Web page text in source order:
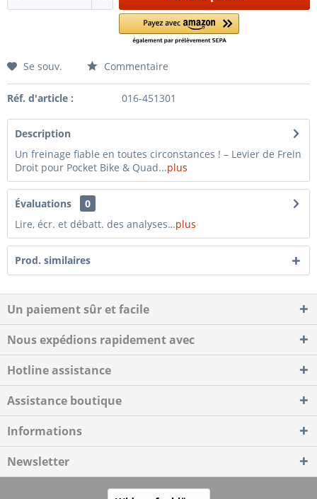
Se souv. Commentaire
Réf. d'article : 016-451301
Description
Un freinage fiable en toutes circonstances ! – Levier de Frein
Droit pour Pocket Bike & Quad...plus
Évaluations
0
Lire, écr. et débatt. des analyses…plus
Prod. similaires
Un paiement sûr et facile
Nous expédions rapidement avec
Hotline assistance
Assistance boutique
Informations
Newsletter